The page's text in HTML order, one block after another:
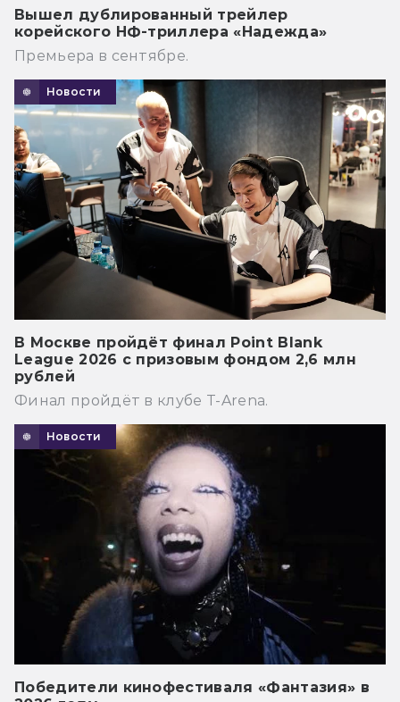
Вышел дублированный трейлер
корейского НФ-триллера «Надежда»
Премьера в сентябре.
Новости
В Москве пройдёт финал Point Blank
League 2026 с призовым фондом 2,6 млн
рублей
Финал пройдёт в клубе T-Arena.
Новости
Победители кинофестиваля «Фантазия» в